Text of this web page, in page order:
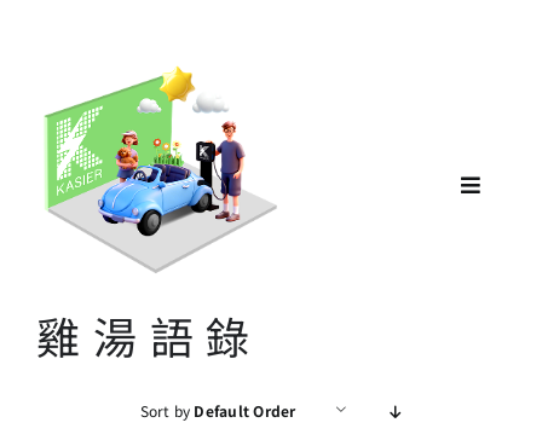
Toggle
雞湯語錄
Sort by Default Order